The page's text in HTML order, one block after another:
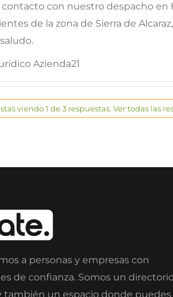
con nuestro despacho en
de la zona de Sierra de
Azienda21
viendo 1 de 3 respuestas. Ver todas las
a personas y empresas con
de confianza. Somos un
también un espacio donde puedes